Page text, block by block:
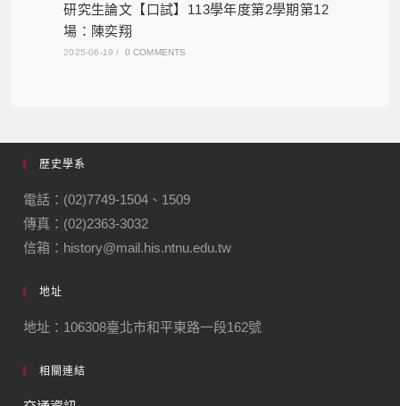
研究生論文【口試】113學年度第2學期第12
場：陳奕翔
2025-06-19 / 0 COMMENTS
歷史學系
電話：(02)7749-1504、1509
傳真：(02)2363-3032
信箱：history@mail.his.ntnu.edu.tw
地址
地址：106308臺北市和平東路一段162號
相關連結